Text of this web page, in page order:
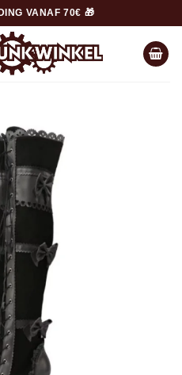
VANAF 70€ 🎁